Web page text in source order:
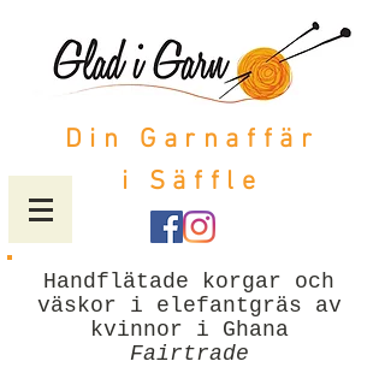
Din Garnaffär
i Säffle
Handflätade korgar och
väskor i elefantgräs av
kvinnor i Ghana
Fairtrade